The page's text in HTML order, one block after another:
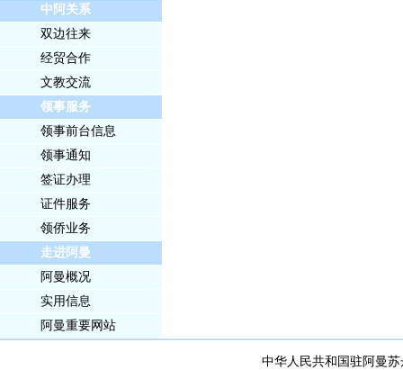
中阿关系
双边往来
经贸合作
文教交流
领事服务
领事前台信息
领事通知
签证办理
证件服务
领侨业务
走进阿曼
阿曼概况
实用信息
阿曼重要网站
中华人民共和国驻阿曼